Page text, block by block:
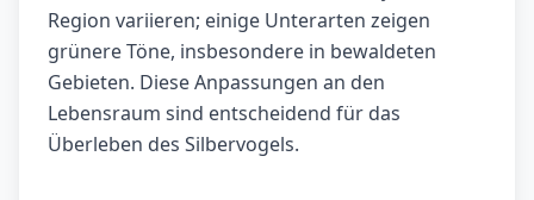
Region variieren; einige Unterarten zeigen
grünere Töne, insbesondere in bewaldeten
Gebieten. Diese Anpassungen an den
Lebensraum sind entscheidend für das
Überleben des Silbervogels.